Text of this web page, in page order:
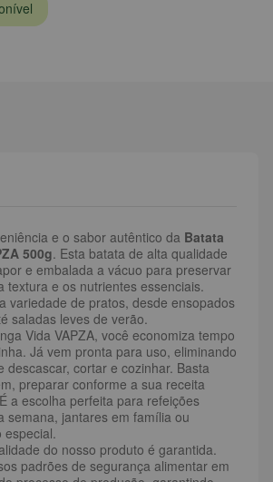
e o sabor autêntico da Batata
500g. Esta batata de alta qualidade
e embalada a vácuo para preservar
textura e os nutrientes essenciais.
variedade de pratos, desde ensopados
saladas leves de verão.
Vida VAPZA, você economiza tempo
Já vem pronta para uso, eliminando
descascar, cortar e cozinhar. Basta
preparar conforme a sua receita
a escolha perfeita para refeições
semana, jantares em família ou
especial.
do nosso produto é garantida.
padrões de segurança alimentar em